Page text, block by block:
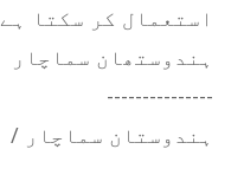
استعمال کر سکتا ہے۔
ہندوستھان سماچار
---------------
ہندوستان سماچار /